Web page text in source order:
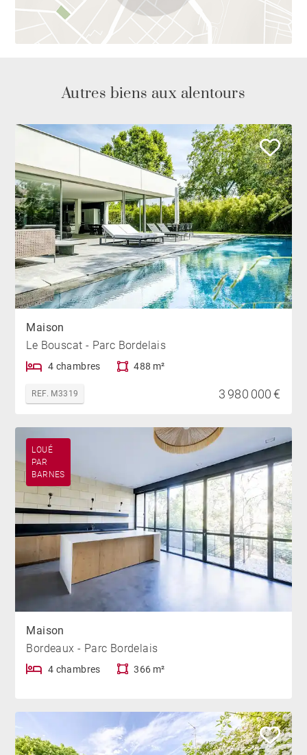
Autres biens aux alentours
Maison
Le Bouscat - Parc Bordelais
4 chambres 488 m²
REF. M3319 3 980 000 €
LOUÉ
PAR
BARNES
Maison
Bordeaux - Parc Bordelais
4 chambres 366 m²